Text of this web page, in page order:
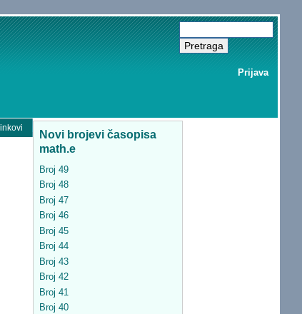
Prijava
Novi brojevi časopisa
math.e
Broj 49
Broj 48
Broj 47
Broj 46
Broj 45
Broj 44
Broj 43
Broj 42
Broj 41
Broj 40